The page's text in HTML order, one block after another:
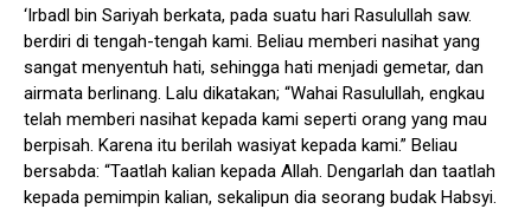
‘Irbadl bin Sariyah berkata, pada suatu hari Rasulullah saw.
berdiri di tengah-tengah kami. Beliau memberi nasihat yang
sangat menyentuh hati, sehingga hati menjadi gemetar, dan
airmata berlinang. Lalu dikatakan; “Wahai Rasulullah, engkau
telah memberi nasihat kepada kami seperti orang yang mau
berpisah. Karena itu berilah wasiyat kepada kami.” Beliau
bersabda: “Taatlah kalian kepada Allah. Dengarlah dan taatlah
kepada pemimpin kalian, sekalipun dia seorang budak Habsyi.